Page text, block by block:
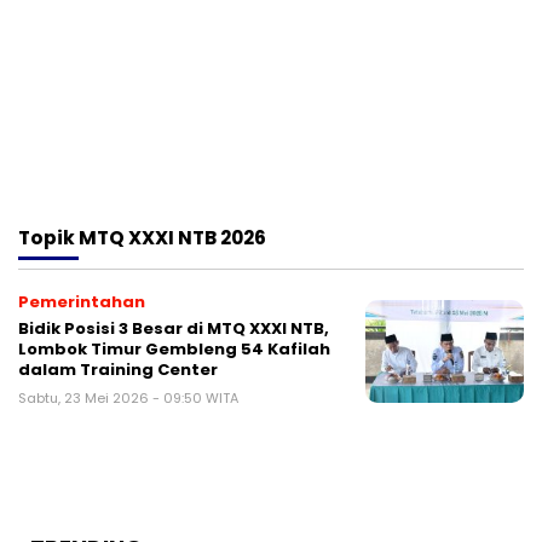
TopikMTQ XXXI NTB 2026
Pemerintahan
Bidik Posisi 3 Besar di MTQ XXXI NTB,
Lombok Timur Gembleng 54 Kafilah
dalam Training Center
Sabtu, 23 Mei 2026 - 09:50 WITA